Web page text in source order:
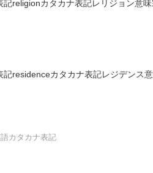
記religionカタカナ表記レリジョン意味
記residenceカタカナ表記レジデンス
カタカナ表記